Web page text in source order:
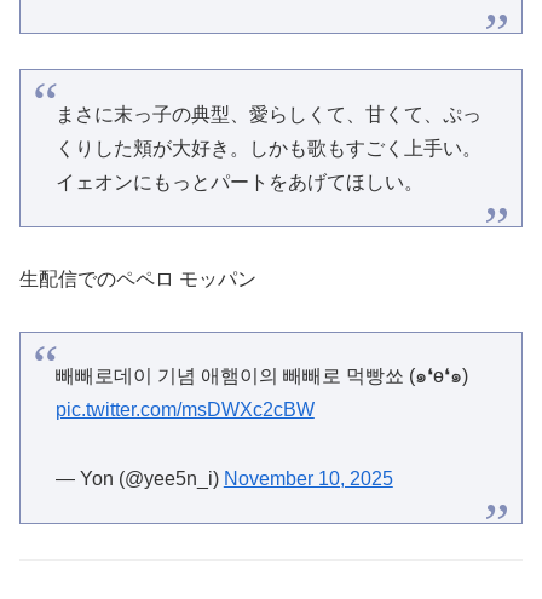
まさに末っ子の典型、愛らしくて、甘くて、ぷっ
くりした頬が大好き。しかも歌もすごく上手い。
イェオンにもっとパートをあげてほしい。
生配信でのペペロ モッパン
빼빼로데이 기념 애햄이의 빼빼로 먹빵쑈 (๑❛ө❛๑)
pic.twitter.com/msDWXc2cBW
— Yon (@yee5n_i) November 10, 2025